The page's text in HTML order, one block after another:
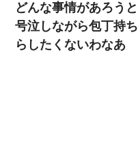
どんな事情があろうと
号泣しながら包丁持
らしたくないわなあ